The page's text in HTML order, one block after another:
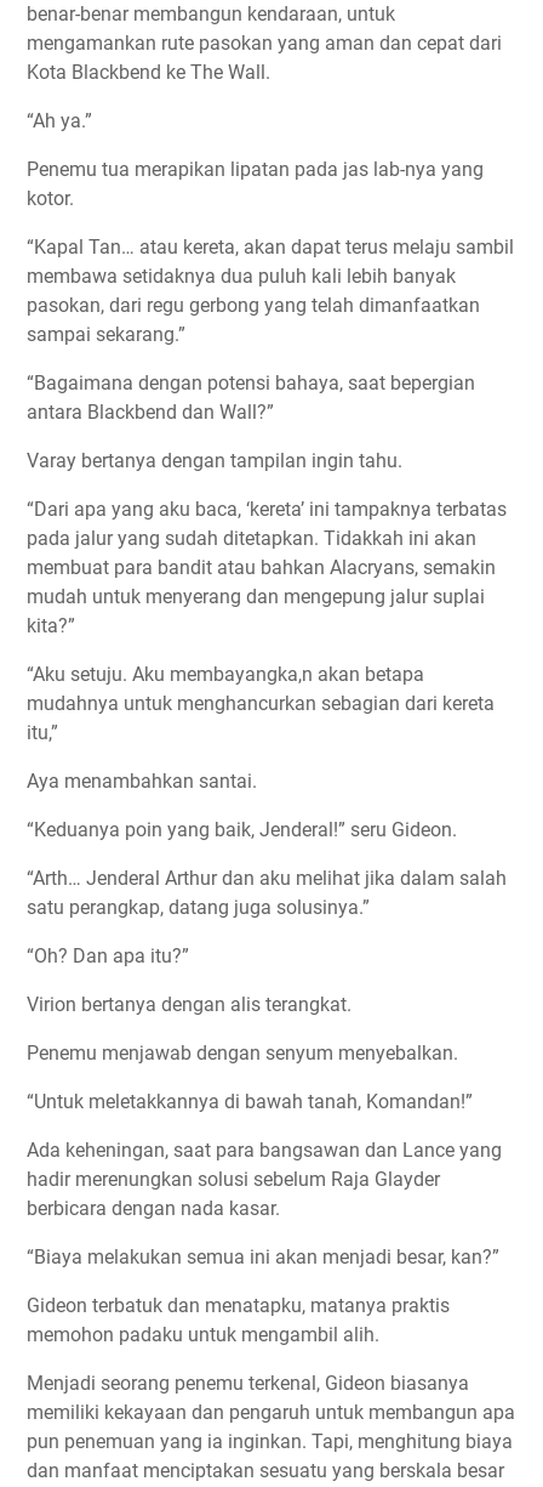
benar-benar membangun kendaraan, untuk
mengamankan rute pasokan yang aman dan cepat dari
Kota Blackbend ke The Wall.
“Ah ya.”
Penemu tua merapikan lipatan pada jas lab-nya yang
kotor.
“Kapal Tan… atau kereta, akan dapat terus melaju sambil
membawa setidaknya dua puluh kali lebih banyak
pasokan, dari regu gerbong yang telah dimanfaatkan
sampai sekarang.”
“Bagaimana dengan potensi bahaya, saat bepergian
antara Blackbend dan Wall?”
Varay bertanya dengan tampilan ingin tahu.
“Dari apa yang aku baca, ‘kereta’ ini tampaknya terbatas
pada jalur yang sudah ditetapkan. Tidakkah ini akan
membuat para bandit atau bahkan Alacryans, semakin
mudah untuk menyerang dan mengepung jalur suplai
kita?”
“Aku setuju. Aku membayangka,n akan betapa
mudahnya untuk menghancurkan sebagian dari kereta
itu,”
Aya menambahkan santai.
“Keduanya poin yang baik, Jenderal!” seru Gideon.
“Arth… Jenderal Arthur dan aku melihat jika dalam salah
satu perangkap, datang juga solusinya.”
“Oh? Dan apa itu?”
Virion bertanya dengan alis terangkat.
Penemu menjawab dengan senyum menyebalkan.
“Untuk meletakkannya di bawah tanah, Komandan!”
Ada keheningan, saat para bangsawan dan Lance yang
hadir merenungkan solusi sebelum Raja Glayder
berbicara dengan nada kasar.
“Biaya melakukan semua ini akan menjadi besar, kan?”
Gideon terbatuk dan menatapku, matanya praktis
memohon padaku untuk mengambil alih.
Menjadi seorang penemu terkenal, Gideon biasanya
memiliki kekayaan dan pengaruh untuk membangun apa
pun penemuan yang ia inginkan. Tapi, menghitung biaya
dan manfaat menciptakan sesuatu yang berskala besar